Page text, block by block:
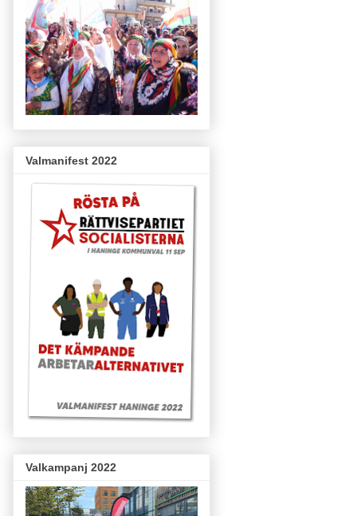
Valmanifest 2022
Valkampanj 2022